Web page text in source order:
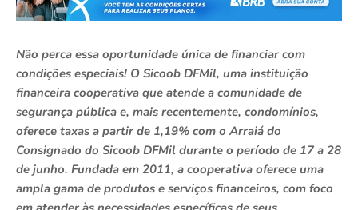
Não perca essa oportunidade única de financiar com
condições especiais! O Sicoob DFMil, uma instituição
financeira cooperativa que atende a comunidade de
segurança pública e, mais recentemente, condomínios,
oferece taxas a partir de 1,19% com o Arraiá do
Consignado do Sicoob DFMil durante o período de 17 a 28
de junho. Fundada em 2011, a cooperativa oferece uma
ampla gama de produtos e serviços financeiros, com foco